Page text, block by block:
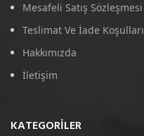
Mesafeli Satış Sözleşmesi
Teslimat Ve İade Koşulları
Hakkımızda
İletişim
KATEGORILER